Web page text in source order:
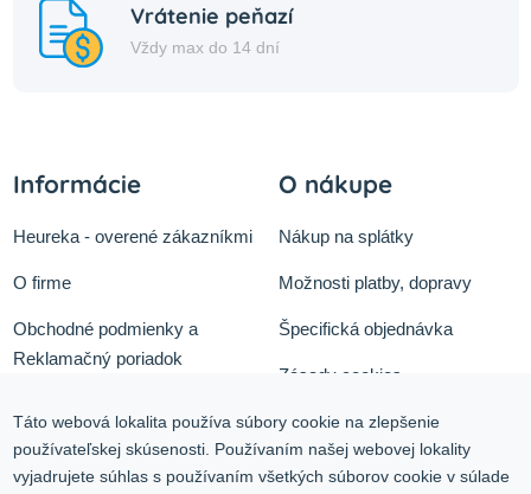
Vrátenie peňazí
Vždy max do 14 dní
Informácie
Heureka - overené zákazníkmi
O firme
Obchodné podmienky a
Reklamačný poriadok
Služby
O nákupe
Nákup na splátky
Možnosti platby, dopravy
Špecifická objednávka
Zásady cookies
Ochrana osobných údajov
Blog
Táto webová lokalita používa súbory cookie na zlepšenie
používateľskej skúsenosti. Používaním našej webovej lokality
vyjadrujete súhlas s používaním všetkých súborov cookie v súlade